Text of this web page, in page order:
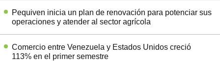
Pequiven inicia un plan de renovación para potenciar sus
operaciones y atender al sector agrícola
Comercio entre Venezuela y Estados Unidos creció
113% en el primer semestre